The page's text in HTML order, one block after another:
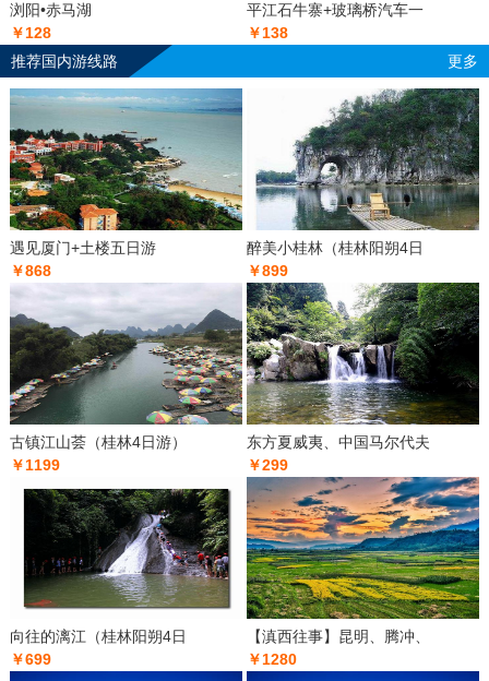
浏阳•赤马湖
￥128
平江石牛寨+玻璃桥汽车一
￥138
推荐国内游线路
更多
遇见厦门+土楼五日游
￥868
醉美小桂林（桂林阳朔4日
￥899
古镇江山荟（桂林4日游）
￥1199
东方夏威夷、中国马尔代夫
￥299
向往的漓江（桂林阳朔4日
￥699
【滇西往事】昆明、腾冲、
￥1280